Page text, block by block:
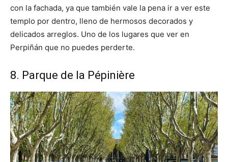
con la fachada, ya que también vale la pena ir a ver este
templo por dentro, lleno de hermosos decorados y
delicados arreglos. Uno de los lugares que ver en
Perpiñán que no puedes perderte.
8. Parque de la Pépinière